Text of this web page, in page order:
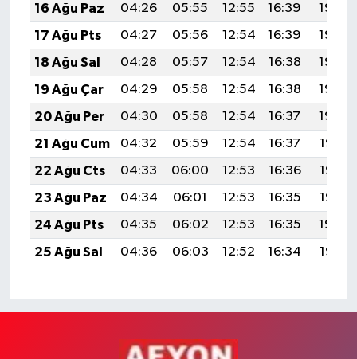
16 Ağu Paz
04:26 05:55 12:55 16:39
19:44
17 Ağu Pts
04:27 05:56 12:54 16:39
19:43
18 Ağu Sal
04:28 05:57 12:54 16:38
19:42
19 Ağu Çar
04:29 05:58 12:54 16:38
19:40
20 Ağu Per
04:30 05:58 12:54 16:37
19:39
21 Ağu Cum
04:32 05:59 12:54 16:37
19:38
22 Ağu Cts
04:33 06:00 12:53 16:36
19:36
23 Ağu Paz
04:34 06:01 12:53 16:35
19:35
24 Ağu Pts
04:35 06:02 12:53 16:35
19:34
25 Ağu Sal
04:36 06:03 12:52 16:34 19:32